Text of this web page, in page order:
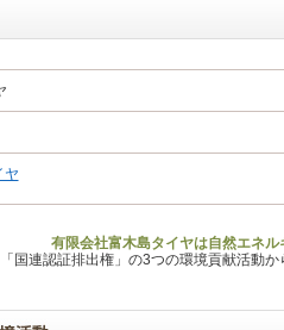
ヤ
有限会社富木島タイヤは自然エネル
国連認証排出権」の3つの環境貢献活動か